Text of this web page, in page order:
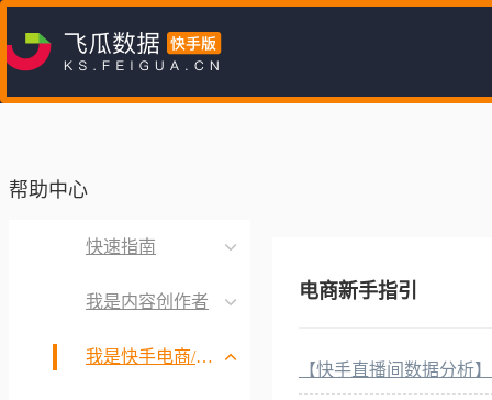
帮助中心
快速指南
我是内容创作者
我是快手电商/MCN机构
电商新手指引
【快手直播间数据分析